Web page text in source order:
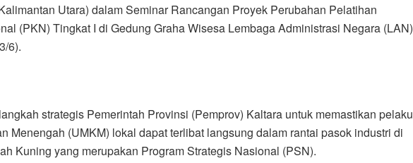
Utara) dalam Seminar Rancangan Proyek Perubahan Pelatihan
(PKN) Tingkat I di Gedung Graha Wisesa Lembaga Administrasi Negara (LAN)
6).
strategis Pemerintah Provinsi (Pemprov) Kaltara untuk memastikan pelaku
Menengah (UMKM) lokal dapat terlibat langsung dalam rantai pasok industri di
Kuning yang merupakan Program Strategis Nasional (PSN).